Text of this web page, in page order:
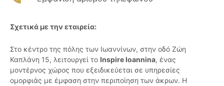
Σχετικά με την εταιρεία:
Στο κέντρο της πόλης των Ιωαννίνων, στην οδό Ζώη
Καπλάνη 15, λειτουργεί το Inspire Ioannina, ένας
μοντέρνος χώρος που εξειδικεύεται σε υπηρεσίες
ομορφιάς με έμφαση στην περιποίηση των άκρων. Η